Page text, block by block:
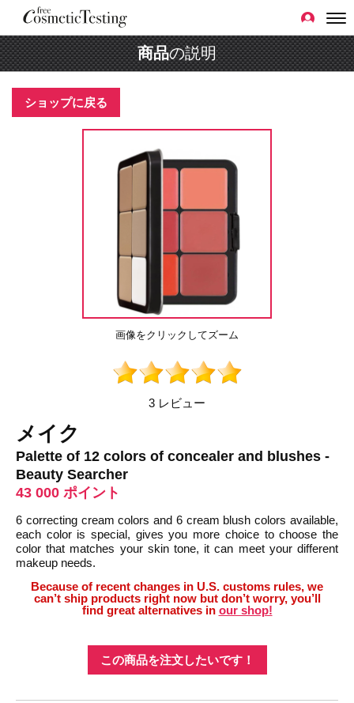
商品の説明
ショップに戻る
画像をクリックしてズーム
3 レビュー
メイク
Palette of 12 colors of concealer and blushes -
Beauty Searcher
43 000 ポイント
6 correcting cream colors and 6 cream blush colors available,
each color is special, gives you more choice to choose the
color that matches your skin tone, it can meet your different
makeup needs.
Because of recent changes in U.S. customs rules, we
can’t ship products right now but don’t worry, you’ll
find great alternatives in our shop!
この商品を注文したいです！